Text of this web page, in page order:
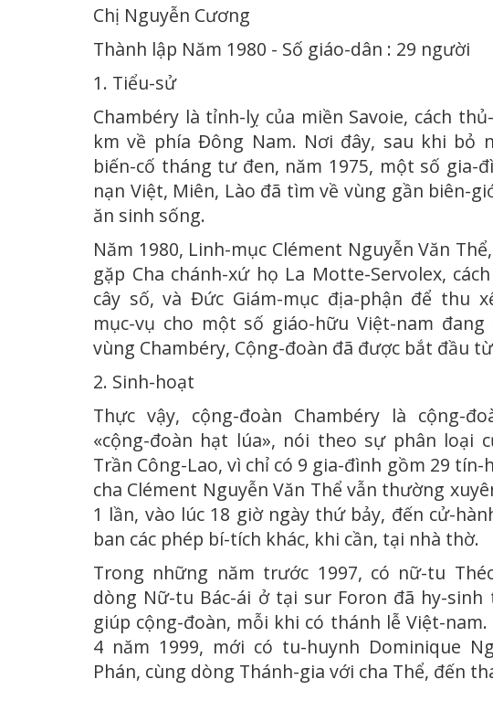
Chị Nguyễn Cương
Thành lập Năm 1980 - Số giáo-dân : 29 người
1. Tiểu-sử
Chambéry là tỉnh-lỵ của miền Savoie, cách
km về phía Đông Nam. Nơi đây, sau khi bỏ
biến-cố tháng tư đen, năm 1975, một số gia-
nạn Việt, Miên, Lào đã tìm về vùng gần biên-
ăn sinh sống.
Năm 1980, Linh-mục Clément Nguyễn Văn
gặp Cha chánh-xứ họ La Motte-Servolex,
cây số, và Đức Giám-mục địa-phận để thu
mục-vụ cho một số giáo-hữu Việt-nam
vùng Chambéry, Cộng-đoàn đã được bắt đầu
2. Sinh-hoạt
Thực vậy, cộng-đoàn Chambéry là cộng-
«cộng-đoàn hạt lúa», nói theo sự phân loại
Trần Công-Lao, vì chỉ có 9 gia-đình gồm 29 tín-
cha Clément Nguyễn Văn Thể vẫn thường
1 lần, vào lúc 18 giờ ngày thứ bảy, đến cử-
ban các phép bí-tích khác, khi cần, tại nhà thờ.
Trong những năm trước 1997, có nữ-tu
dòng Nữ-tu Bác-ái ở tại sur Foron đã hy-sinh
giúp cộng-đoàn, mỗi khi có thánh lễ Việt-
4 năm 1999, mới có tu-huynh Dominique
Phán, cùng dòng Thánh-gia với cha Thể, đến